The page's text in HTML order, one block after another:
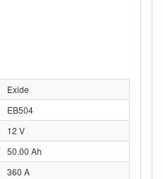
Exide
EB504
12 V
50.00 Ah
360 A